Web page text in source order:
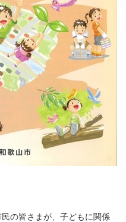
の皆さまが、子どもに関係